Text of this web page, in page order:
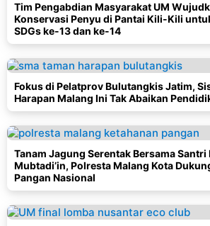
Tim Pengabdian Masyarakat UM
Konservasi Penyu di Pantai Kili-Kili
SDGs ke-13 dan ke-14
Fokus di Pelatprov Bulutangkis Jatim,
Harapan Malang Ini Tak Abaikan
Tanam Jagung Serentak Bersama
Mubtadi’in, Polresta Malang Kota
Pangan Nasional